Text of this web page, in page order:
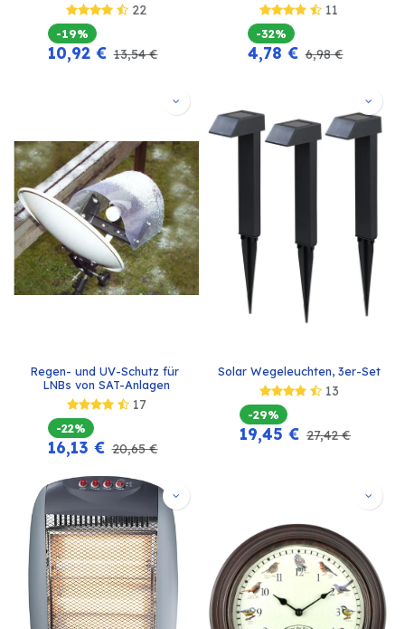
22
-19%
10,92€ 13,54€
11
-32%
4,78 € 6,98€
Regen- und UV-Schutz für
LNBs von SAT-Anlagen
17
-22%
16,13 € 20,65€
Solar Wegeleuchten, 3er-Set
13
-29%
19,45 € 27,42€